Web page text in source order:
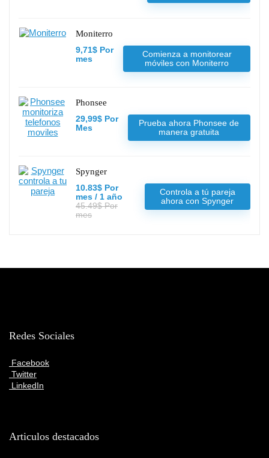
Moniterro
9,71$ Por
mes
Comienza a monitorear
móviles con Moniterro
Phonsee
29,99$ Por
Mes
Prueba ahora Phonsee de
manera gratuita
Spynger
10.83$ Por
mes / 1 año
45.49$ Por
mes
Controla a tú pareja
ahora con Spynger
Redes Sociales
Facebook
Twitter
LinkedIn
Articulos destacados